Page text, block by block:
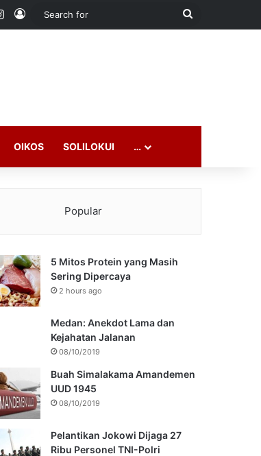
Instagram
Log In
Search
OIKOS SOLILOKUI …
Popular
5 Mitos Protein yang Masih
Sering Dipercaya
2 hours ago
Medan: Anekdot Lama dan
Kejahatan Jalanan
08/10/2019
Buah Simalakama Amandemen
UUD 1945
08/10/2019
Pelantikan Jokowi Dijaga 27
Ribu Personel TNI-Polri